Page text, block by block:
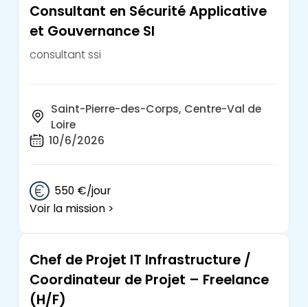
Consultant en Sécurité Applicative
et Gouvernance SI
consultant ssi
Saint-Pierre-des-Corps, Centre-Val de
Loire
10/6/2026
550 €/jour
Voir la mission >
Chef de Projet IT Infrastructure /
Coordinateur de Projet – Freelance
(H/F)